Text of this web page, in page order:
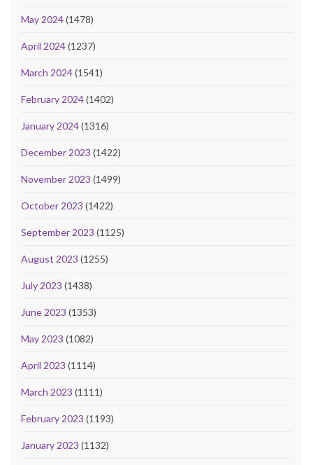
May 2024(1478)
April 2024(1237)
March 2024(1541)
February 2024(1402)
January 2024(1316)
December 2023 (1422)
November 2023 (1499)
October 2023 (1422)
September 2023 (1125)
August 2023 (1255)
July 2023 (1438)
June 2023 (1353)
May 2023 (1082)
April 2023 (1114)
March 2023 (1111)
February 2023 (1193)
January 2023 (1132)